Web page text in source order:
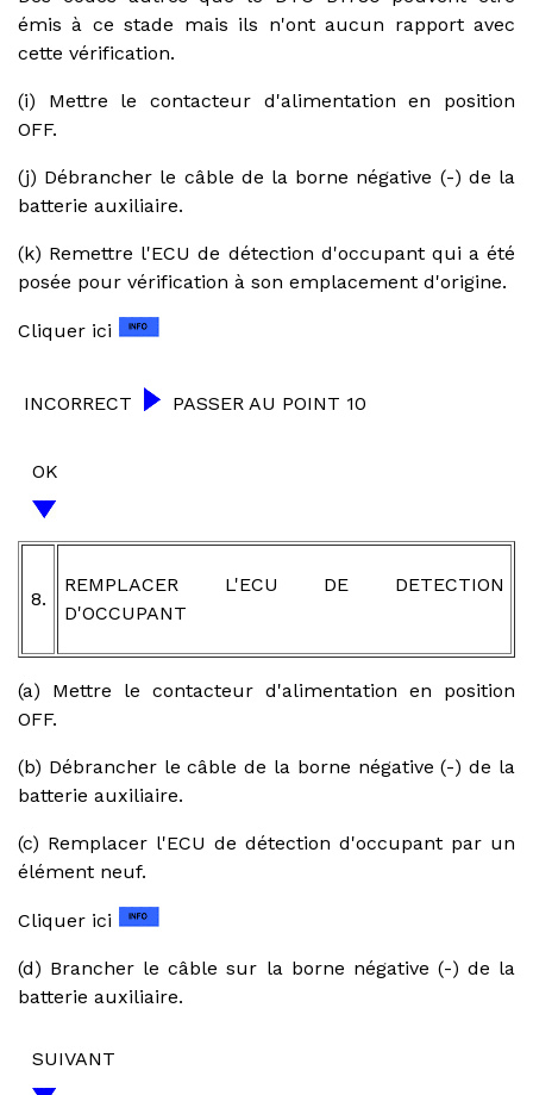
émis à ce stade mais ils n'ont aucun rapport avec
cette vérification.
(i) Mettre le contacteur d'alimentation en position
OFF.
(j) Débrancher le câble de la borne négative (-) de la
batterie auxiliaire.
(k) Remettre l'ECU de détection d'occupant qui a été
posée pour vérification à son emplacement d'origine.
Cliquer ici
INCORRECT PASSER AU POINT 10
OK
8.
REMPLACER L'ECU DE DETECTION
D'OCCUPANT
(a) Mettre le contacteur d'alimentation en position
OFF.
(b) Débrancher le câble de la borne négative (-) de la
batterie auxiliaire.
(c) Remplacer l'ECU de détection d'occupant par un
élément neuf.
Cliquer ici
(d) Brancher le câble sur la borne négative (-) de la
batterie auxiliaire.
SUIVANT